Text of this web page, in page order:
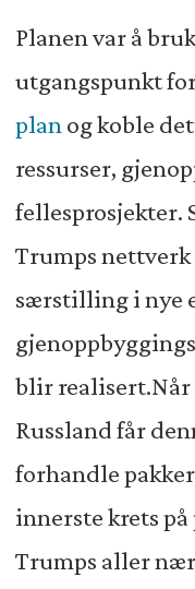
Planen var å
utgangspunkt
planog koble
ressurser,
fellesprosjekter.
Trumps
særstilling i nye
blir realisert.Når
Russland får
forhandle
innerste krets
Trumps aller